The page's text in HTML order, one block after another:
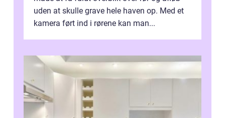
uden at skulle grave hele haven op. Med et
kamera ført ind i rørene kan man...